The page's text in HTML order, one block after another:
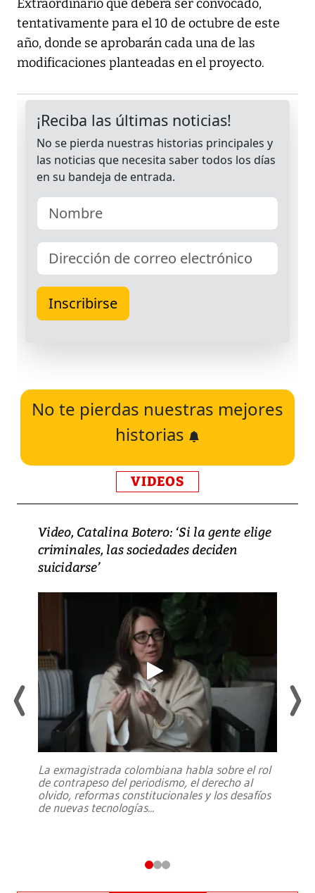
Extraordinario que deberá ser convocado,
tentativamente para el 10 de octubre de este
año, donde se aprobarán cada una de las
modificaciones planteadas en el proyecto.
No te pierdas nuestras mejores
historias
VIDEOS
Video, Catalina Botero: ‘Si la gente elige
criminales, las sociedades deciden
suicidarse’
La exmagistrada colombiana habla sobre el rol
de contrapeso del periodismo, el derecho al
olvido, reformas constitucionales y los desafíos
de nuevas tecnologías...